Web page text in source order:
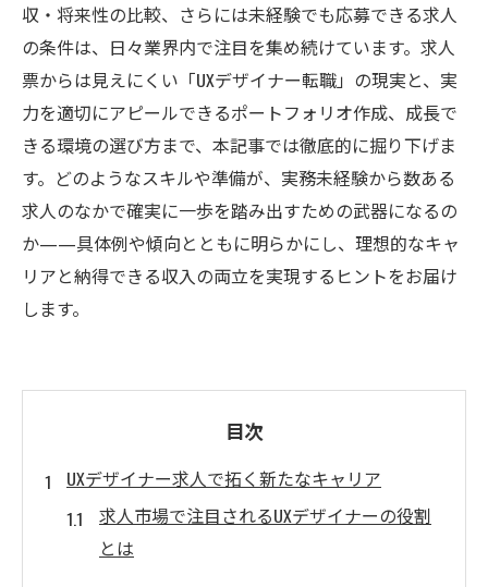
収・将来性の比較、さらには未経験でも応募できる求人
の条件は、日々業界内で注目を集め続けています。求人
票からは見えにくい「UXデザイナー転職」の現実と、実
力を適切にアピールできるポートフォリオ作成、成長で
きる環境の選び方まで、本記事では徹底的に掘り下げま
す。どのようなスキルや準備が、実務未経験から数ある
求人のなかで確実に一歩を踏み出すための武器になるの
か——具体例や傾向とともに明らかにし、理想的なキャ
リアと納得できる収入の両立を実現するヒントをお届け
します。
目次
UXデザイナー求人で拓く新たなキャリア
求人市場で注目されるUXデザイナーの役割
とは